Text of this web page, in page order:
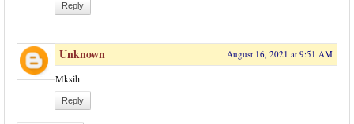
Reply
Unknown August 16, 2021 at 9:51 AM
Mksih
Reply